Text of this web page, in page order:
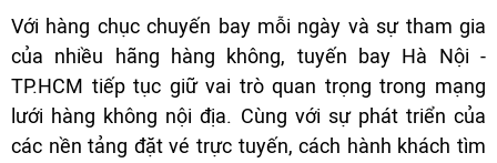
Với hàng chục chuyến bay mỗi ngày và sự tham gia
của nhiều hãng hàng không, tuyến bay Hà Nội -
TP.HCM tiếp tục giữ vai trò quan trọng trong mạng
lưới hàng không nội địa. Cùng với sự phát triển của
các nền tảng đặt vé trực tuyến, cách hành khách tìm